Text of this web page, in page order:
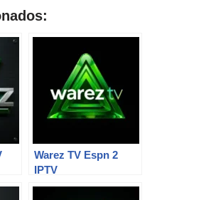
Warez TV Espn 2
IPTV